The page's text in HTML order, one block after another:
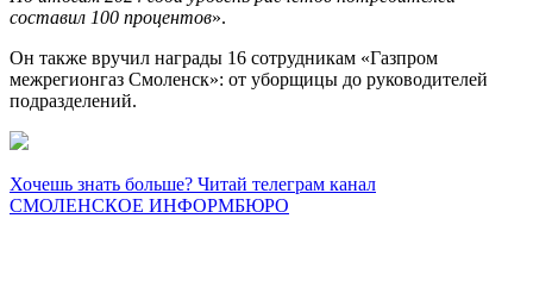
составил 100 процентов».
Он также вручил награды 16 сотрудникам «Газпром
межрегионгаз Смоленск»: от уборщицы до руководителей
подразделений.
Хочешь знать больше? Читай телеграм канал
СМОЛЕНСКОЕ ИНФОРМБЮРО